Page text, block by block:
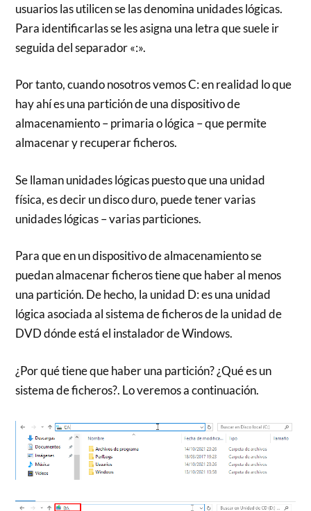
usuarios las utilicen se las denomina unidades lógicas.
Para identificarlas se les asigna una letra que suele ir
seguida del separador «:».
Por tanto, cuando nosotros vemos C: en realidad lo que
hay ahí es una partición de una dispositivo de
almacenamiento – primaria o lógica – que permite
almacenar y recuperar ficheros.
Se llaman unidades lógicas puesto que una unidad
física, es decir un disco duro, puede tener varias
unidades lógicas – varias particiones.
Para que en un dispositivo de almacenamiento se
puedan almacenar ficheros tiene que haber al menos
una partición. De hecho, la unidad D: es una unidad
lógica asociada al sistema de ficheros de la unidad de
DVD dónde está el instalador de Windows.
¿Por qué tiene que haber una partición? ¿Qué es un
sistema de ficheros?. Lo veremos a continuación.